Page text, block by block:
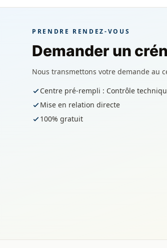
PRENDRE RENDEZ-VOUS
Demander un
Nous transmettons votre demande au
Centre pré-rempli : Contrôle
Mise en relation directe
100% gratuit